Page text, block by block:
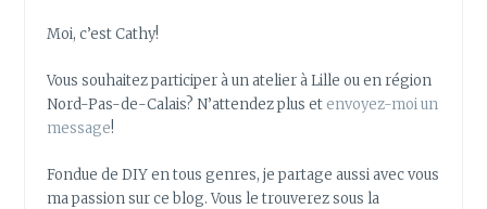
Moi, c’est Cathy!
Vous souhaitez participer à un atelier à Lille ou en région
Nord-Pas-de-Calais? N’attendez plus et envoyez-moi un
message!
Fondue de DIY en tous genres, je partage aussi avec vous
ma passion sur ce blog. Vous le trouverez sous la